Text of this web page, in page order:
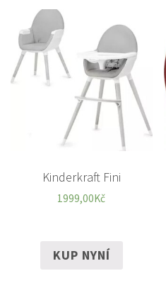
Kinderkraft Fini
1999,00Kč
KUP NYNÍ